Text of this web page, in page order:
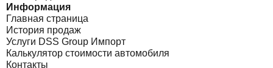
Информация
Главная страница
История продаж
Услуги DSS Group Импорт
Калькулятор стоимости автомобиля
Контакты